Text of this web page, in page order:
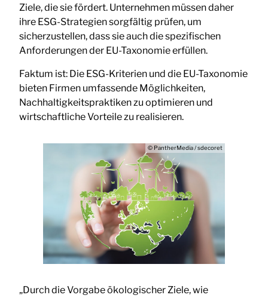
Ziele, die sie fördert. Unternehmen müssen daher
ihre ESG-Strategien sorgfältig prüfen, um
sicherzustellen, dass sie auch die spezifischen
Anforderungen der EU-Taxonomie erfüllen.
Faktum ist: Die ESG-Kriterien und die EU-Taxonomie
bieten Firmen umfassende Möglichkeiten,
Nachhaltigkeitspraktiken zu optimieren und
wirtschaftliche Vorteile zu realisieren.
© PantherMedia / sdecoret
„Durch die Vorgabe ökologischer Ziele, wie